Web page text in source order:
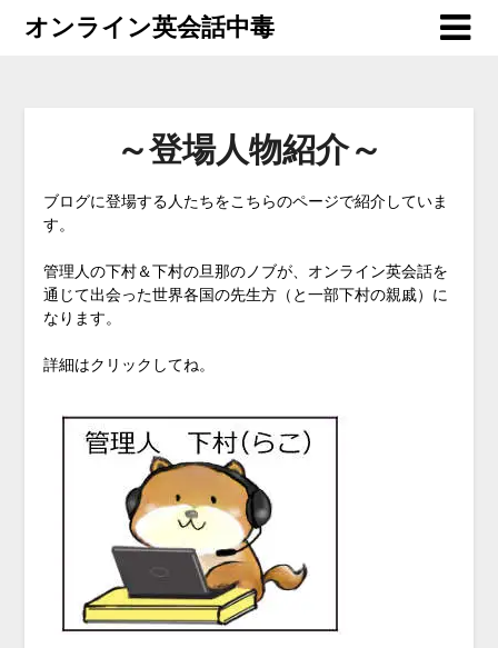
オンライン英会話中毒
～登場人物紹介～
ブログに登場する人たちをこちらのページで紹介していま
す。
管理人の下村＆下村の旦那のノブが、オンライン英会話を
通じて出会った世界各国の先生方（と一部下村の親戚）に
なります。
詳細はクリックしてね。